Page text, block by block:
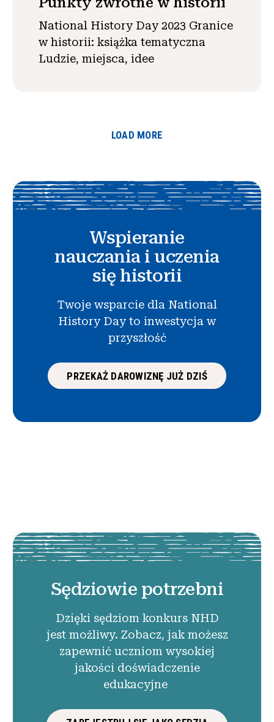
National History Day 2023 Granice
w historii: książka tematyczna
Ludzie, miejsca, idee
LOAD MORE
Wspieranie
nauczania i uczenia
się historii
Twoje wsparcie dla National
History Day to inwestycja w
przyszłość
PRZEKAŻ DAROWIZNĘ JUŻ DZIŚ
Sędziowie potrzebni
Dzięki sędziom konkurs NHD
jest możliwy. Zobacz, jak możesz
zapewnić uczniom wysokiej
jakości doświadczenie
edukacyjne